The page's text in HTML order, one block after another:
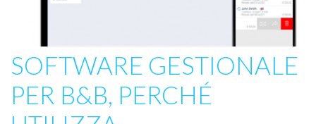
SOFTWARE GESTIONALE
PER B&B, PERCHÉ